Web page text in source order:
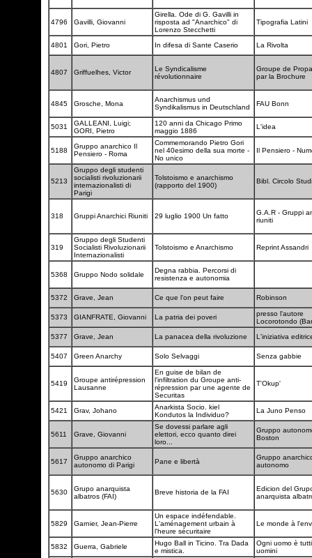
4796 Gavilli, Giovanni
Girella. Ode di G. Gavilli in
risposta ad "Anarchico" di
Lorenzo Stecchetti
Tipografia Latini
4801 Gori, Pietro In difesa di Sante Caserio La Rivolta
4807 Griffuelhes, Victor
Le Syndicalisme
révolutionnaire
Groupe de
par la Brochure
4845 Grosche, Mona
Anarchismus und
Syndikalismus in Deutschland
FAU Bonn
5031
GALLEANI, Luigi;
GORI, Pietro
120 anni da Chicago Primo
maggio 1886
L'idea
5188
Gruppo anarchico Il
Pensiero - Roma
Commemorando Pietro Gori
nel 40esimo della sua morte -
No unico
Il Pensiero -
5213
Gruppo degli studenti
socialisti rivoluzionarii
internazionalisti di
Parigi
Tolstoismo e anarchismo
(rapporto del 1900)
Bibl. Circolo
318 Gruppi Anarchici Riuniti 29 luglio 1900 Un fatto
G.A.R - Gruppi
riuniti
319
Gruppo degli Studenti
Socialisti Rivoluzionarii
Internazionalisti
Tolstoismo e Anarchismo Reprint Assandri
5368 Gruppo Nodo solidale
Degna rabbia. Percorsi di
resistenza e autonomia
5372 Grave, Jean Ce que l'on peut faire Robinson
5373 GIANFRATE, Giovanni La patria dei poveri
presso l'autore
Locorotondo
5377
Grave, Jean La panacea della rivoluzione L'iniziativa
5407 Green Anarchy Solo Selvaggi Senza gabbie
5419
Groupe antirépression
Lausanne
En guise de bilan de
l'infiltration du Groupe anti-
répression par une agente de
Securitas
T'Okup'
5421 Grav, Johano
Anarkista Socio. kiel
Kondutos la Individuo?
La Juno Penso
5611 Grave, Giovanni
Se dovessi parlare agli
elettori, ecco quanto direi
loro...
Gruppo
Boston
5617
Gruppo anarchico
autonomo di Parigi
Pane e libertà
Gruppo
autonomo
5630
Grupo anarquista
albatros (FAI)
Breve historia de la FAI
Edicion del
anarquista
5829 Garnier, Jean-Pierre
Un espace indéfendable.
L'aménagement urbain à
l'heure sécuritaire
Le monde à
5832 Guerra, Gabriele
Hugo Ball in Ticino. Tra Dada
e mistica.
Ogni uomo è
uomini